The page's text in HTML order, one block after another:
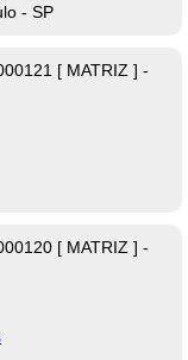
- SP
[ MATRIZ ] -
[ MATRIZ ] -